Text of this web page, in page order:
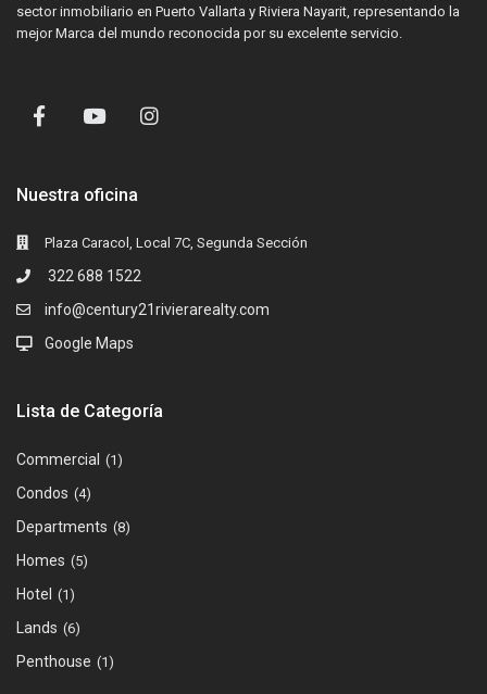
sector inmobiliario en Puerto Vallarta y Riviera Nayarit, representando la
mejor Marca del mundo reconocida por su excelente servicio.
Nuestra oficina
Plaza Caracol, Local 7C, Segunda Sección
322 688 1522
info@century21rivierarealty.com
Google Maps
Lista de Categoría
Commercial (1)
Condos (4)
Departments (8)
Homes (5)
Hotel (1)
Lands (6)
Penthouse (1)